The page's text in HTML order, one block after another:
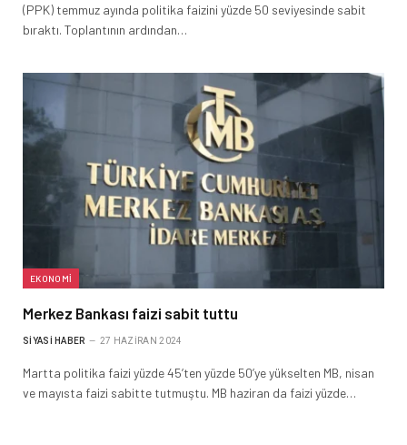
(PPK) temmuz ayında politika faizini yüzde 50 seviyesinde sabit
bıraktı. Toplantının ardından…
EKONOMI
Merkez Bankası faizi sabit tuttu
SIYASI HABER 27 HAZIRAN 2024
Martta politika faizi yüzde 45’ten yüzde 50’ye yükselten MB, nisan
ve mayısta faizi sabitte tutmuştu. MB haziran da faizi yüzde…